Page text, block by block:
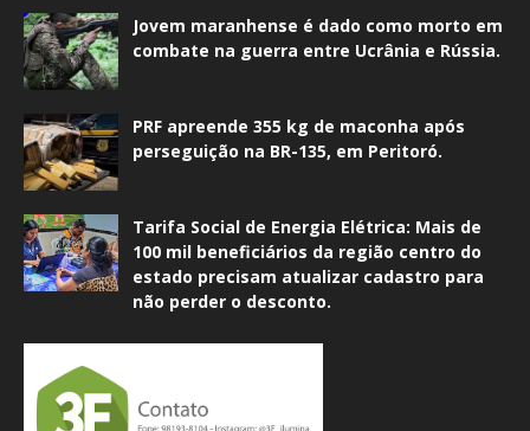
Jovem maranhense é dado como morto em
combate na guerra entre Ucrânia e Rússia.
PRF apreende 355 kg de maconha após
perseguição na BR-135, em Peritoró.
Tarifa Social de Energia Elétrica: Mais de
100 mil beneficiários da região centro do
estado precisam atualizar cadastro para
não perder o desconto.